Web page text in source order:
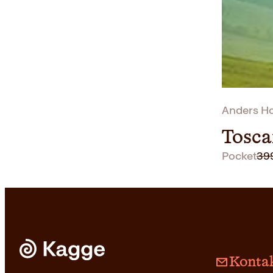
Anders
Pocket